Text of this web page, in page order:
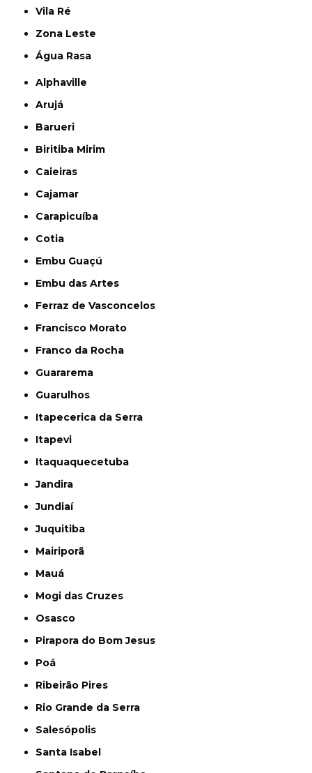
Vila Ré
Zona Leste
Água Rasa
Alphaville
Arujá
Barueri
Biritiba Mirim
Caieiras
Cajamar
Carapicuíba
Cotia
Embu Guaçú
Embu das Artes
Ferraz de Vasconcelos
Francisco Morato
Franco da Rocha
Guararema
Guarulhos
Itapecerica da Serra
Itapevi
Itaquaquecetuba
Jandira
Jundiaí
Juquitiba
Mairiporã
Mauá
Mogi das Cruzes
Osasco
Pirapora do Bom Jesus
Poá
Ribeirão Pires
Rio Grande da Serra
Salesópolis
Santa Isabel